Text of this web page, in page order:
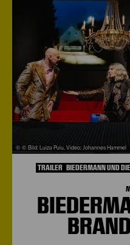
© © Bild: Luiza Puiu, Video: Johannes Hammel
TRAILER BIEDERMANN UND